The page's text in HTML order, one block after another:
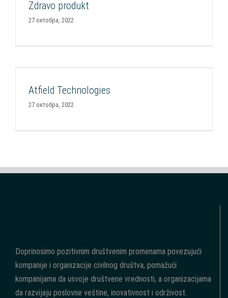
Smart Impakt Fond Portfolio 2022
Zdravo produkt
27 октобра, 2022
Smart Impakt Fond Portfolio 2022
Atfield Technologies
27 октобра, 2022
Doprinosimo pozitivnim društvenim promenama povezujući
kompanije i organizacije civilnog društva, pomažući
kompanijama da usvoje društvene vrednosti, a organizacijama
da razvijaju poslovne veštine, inovativnost i održivost.